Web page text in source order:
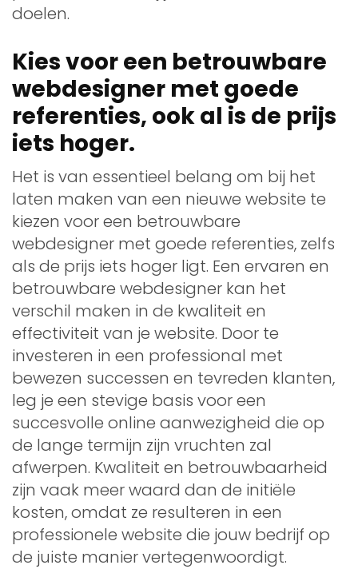
doelen.
Kies voor een betrouwbare
webdesigner met goede
referenties, ook al is de prijs
iets hoger.
Het is van essentieel belang om bij het
laten maken van een nieuwe website te
kiezen voor een betrouwbare
webdesigner met goede referenties, zelfs
als de prijs iets hoger ligt. Een ervaren en
betrouwbare webdesigner kan het
verschil maken in de kwaliteit en
effectiviteit van je website. Door te
investeren in een professional met
bewezen successen en tevreden klanten,
leg je een stevige basis voor een
succesvolle online aanwezigheid die op
de lange termijn zijn vruchten zal
afwerpen. Kwaliteit en betrouwbaarheid
zijn vaak meer waard dan de initiële
kosten, omdat ze resulteren in een
professionele website die jouw bedrijf op
de juiste manier vertegenwoordigt.